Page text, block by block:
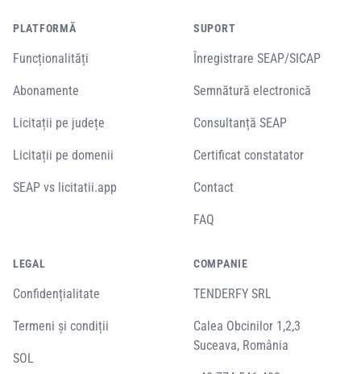
PLATFORMĂ
Funcționalități
Abonamente
Licitații pe județe
Licitații pe domenii
SEAP vs licitatii.app
SUPORT
Înregistrare SEAP/SICAP
Semnătură electronică
Consultanță SEAP
Certificat constatator
Contact
FAQ
LEGAL
Confidențialitate
Termeni și condiții
SOL
COMPANIE
TENDERFY SRL
Calea Obcinilor 1,2,3
Suceava, România